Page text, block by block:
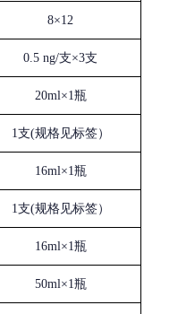
8×12
0.5 ng/支×3支
20ml×1瓶
1支(规格见标签）
16ml×1瓶
1支(规格见标签）
16ml×1瓶
50ml×1瓶